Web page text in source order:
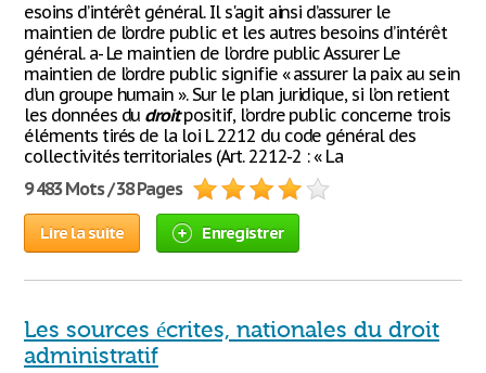
esoins d’intérêt général. Il s'agit ainsi d’assurer le
maintien de l’ordre public et les autres besoins d’intérêt
général. a- Le maintien de l’ordre public Assurer Le
maintien de l’ordre public signifie « assurer la paix au sein
d’un groupe humain ». Sur le plan juridique, si l’on retient
les données du droitpositif, l’ordre public concerne trois
éléments tirés de la loi L 2212 du code général des
collectivités territoriales (Art. 2212-2 : « La
9 483 Mots / 38 Pages
Lire la suite Enregistrer
Les sources écrites, nationales du droit
administratif